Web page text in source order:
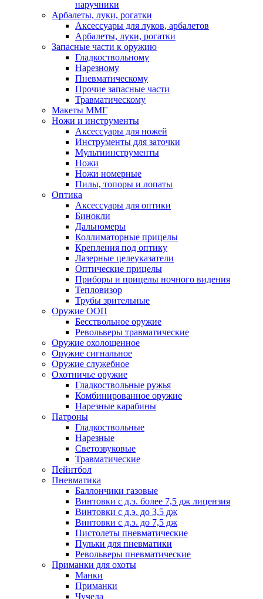
наручники
Арбалеты, луки, рогатки
Аксессуары для луков, арбалетов
Арбалеты, луки, рогатки
Запасные части к оружию
Гладкоствольному
Нарезному
Пневматическому
Прочие запасные части
Травматическому
Макеты ММГ
Ножи и инструменты
Аксессуары для ножей
Инструменты для заточки
Мультиинструменты
Ножи
Ножи номерные
Пилы, топоры и лопаты
Оптика
Аксессуары для оптики
Бинокли
Дальномеры
Коллиматорные прицелы
Крепления под оптику
Лазерные целеуказатели
Оптические прицелы
Приборы и прицелы ночного видения
Тепловизор
Трубы зрительные
Оружие ООП
Бесствольное оружие
Револьверы травматические
Оружие охолощенное
Оружие сигнальное
Оружие служебное
Охотничье оружие
Гладкоствольные ружья
Комбинированное оружие
Нарезные карабины
Патроны
Гладкоствольные
Нарезные
Светозвуковые
Травматические
Пейнтбол
Пневматика
Баллончики газовые
Винтовки с д.э. более 7,5 дж лицензия
Винтовки с д.э. до 3,5 дж
Винтовки с д.э. до 7,5 дж
Пистолеты пневматические
Пульки для пневматики
Револьверы пневматические
Приманки для охоты
Манки
Приманки
Чучела